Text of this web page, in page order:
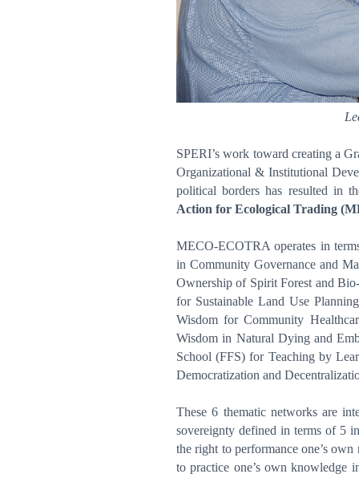
SPERI’s work toward creating a
Organizational & Institutional
political borders has resulted in
Action for Ecological Trading (
MECO-ECOTRA operates in
in Community Governance and
Ownership of Spirit Forest and
for Sustainable Land Use
Wisdom for Community
Wisdom in Natural Dying and
School (FFS) for Teaching by
Democratization and
These 6 thematic networks are
sovereignty defined in terms of 5
the right to performance one’s
to practice one’s own knowledge